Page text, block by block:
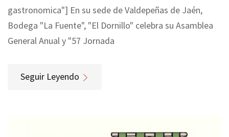
gastronomica"] En su sede de Valdepeñas de Jaén,
Bodega "La Fuente", "El Dornillo" celebra su Asamblea
General Anual y "57 Jornada
Seguir Leyendo